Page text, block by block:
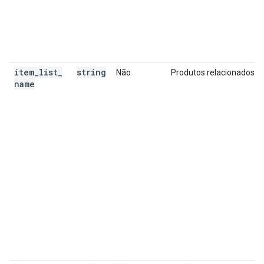
item list
name
string Não Produtos relacionados